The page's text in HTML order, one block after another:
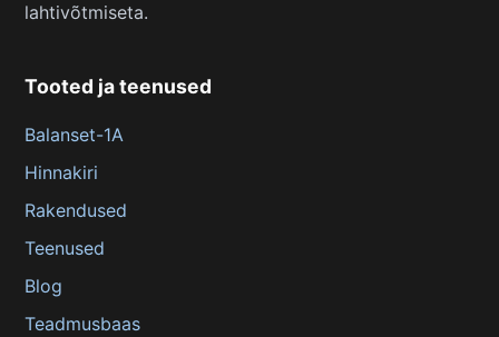
lahtivõtmiseta.
Tooted ja teenused
Balanset-1A
Hinnakiri
Rakendused
Teenused
Blog
Teadmusbaas